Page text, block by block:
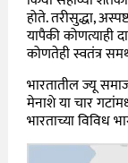
होते. तरीसुद्धा,
यापैकी कोणत्याही
कोणतेही स्वतंत्र
भारतातील ज्यू
मेनाशे या चार
भारताच्या विविध